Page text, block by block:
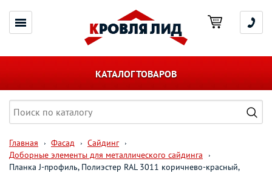
КАТАЛОГ ТОВАРОВ
Главная Фасад
Сайдинг
Доборные элементы для металлического сайдинга
Планка J-профиль, Полиэстер RAL 3011 коричнево-красный,